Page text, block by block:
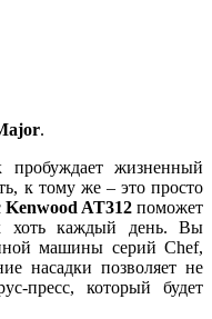
.
пробуждает жизненный
к тому же – это просто
Kenwood AT312 поможет
хоть каждый день. Вы
машины серий Chef,
насадки позволяет не
пресс, который будет